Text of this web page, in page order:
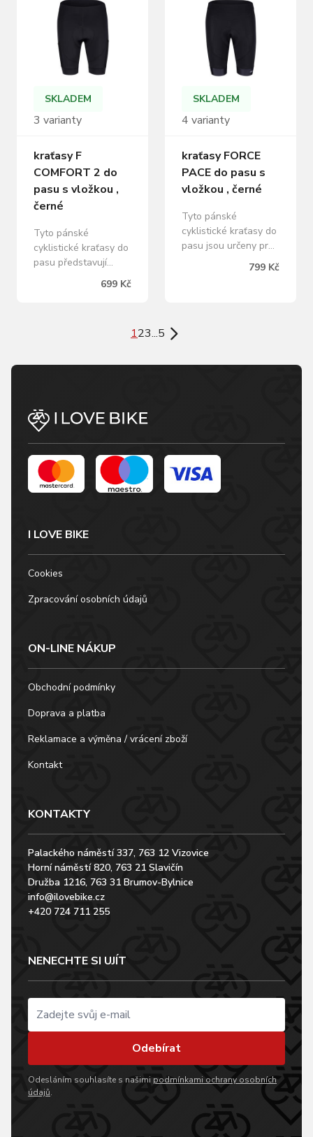
s větru a vodě
odolným Softshellem,
na zadní straně
naopak s prodyšnou
lycrou. Díky
podpatěnce bude
vaše jízda
pohodlná.…
SKLADEM
3 varianty
kraťasy F
COMFORT 2 do
pasu s vložkou ,
černé
Tyto pánské
cyklistické kraťasy do
pasu představují
rekreační a hobby
anatomicky tvarované
švům, které snižují
zakončeny širokým
protiskluzným lemem,
stabilitu bez…
699 Kč
SKLADEM
4 varianty
kraťasy FORCE
PACE do pasu s
vložkou , černé
Tyto pánské
cyklistické kraťasy do
pasu jsou určeny pro
hledají pohodlí i
FORCE, která
799 Kč
123...5
I LOVE BIKE
Cookies
Zpracování osobních údajů
ON-LINE NÁKUP
Obchodní podmínky
Doprava a platba
Reklamace a výměna / vrácení zboží
Kontakt
KONTAKTY
Palackého náměstí 337, 763 12 Vizovice
Horní náměstí 820, 763 21 Slavičín
Družba 1216, 763 31 Brumov-Bylnice
info@ilovebike.cz
+420 724 711 255
NENECHTE SI UJÍT
Odebírat
Odesláním souhlasíte s našimi podmínkami ochrany osobních
údajů.